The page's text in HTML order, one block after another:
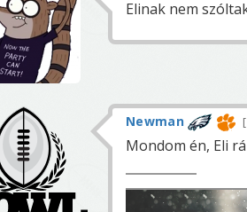
Elinak nem
Newman
Mondom én, Eli